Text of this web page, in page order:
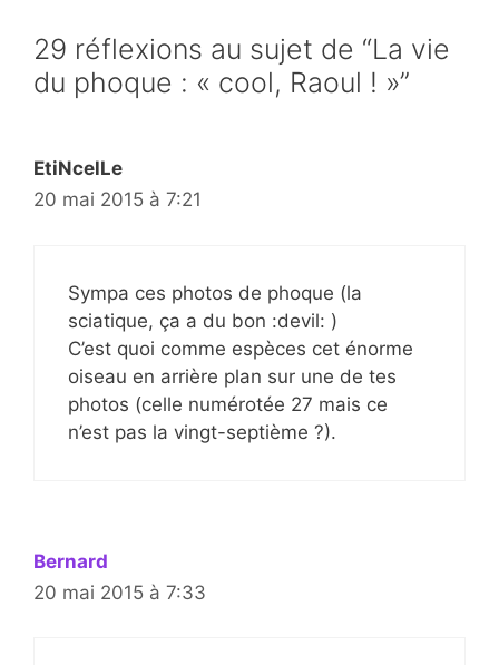
29 réflexions au sujet de “La vie
du phoque : « cool, Raoul ! »”
EtiNcelLe
20 mai 2015 à 7:21
Sympa ces photos de phoque (la
sciatique, ça a du bon :devil: )
C’est quoi comme espèces cet énorme
oiseau en arrière plan sur une de tes
photos (celle numérotée 27 mais ce
n’est pas la vingt-septième ?).
Bernard
20 mai 2015 à 7:33